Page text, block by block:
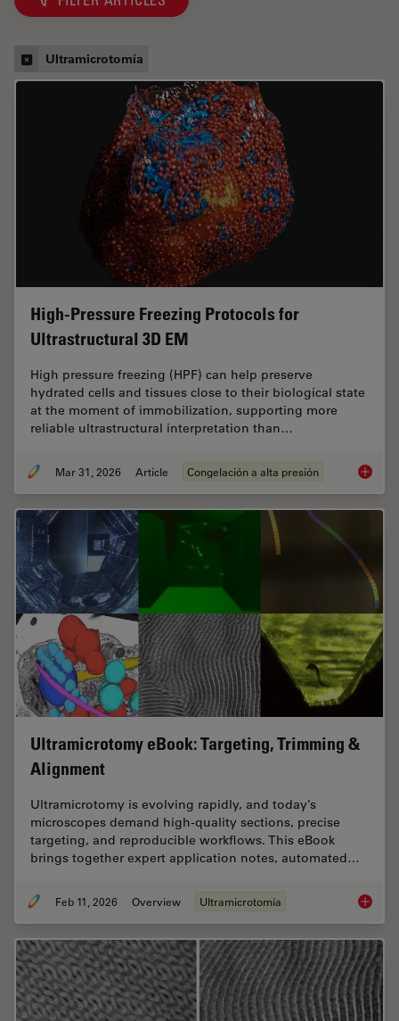
Ultramicrotomía
High-Pressure Freezing Protocols for
Ultrastructural 3D EM
High pressure freezing (HPF) can help preserve
hydrated cells and tissues close to their biological state
at the moment of immobilization, supporting more
reliable ultrastructural interpretation than…
Mar 31, 2026 Article Congelación a alta presión High-
Ultramicrotomy eBook: Targeting, Trimming &
Alignment
Ultramicrotomy is evolving rapidly, and today’s
microscopes demand high‑quality sections, precise
targeting, and reproducible workflows. This eBook
brings together expert application notes, automated…
Feb 11, 2026 Overview Ultramicrotomía